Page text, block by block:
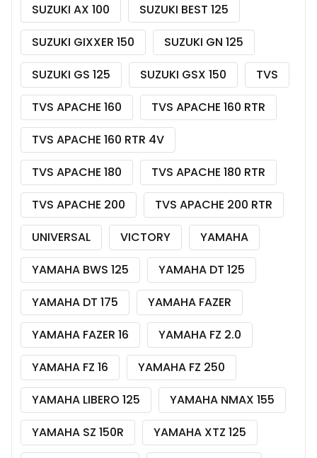
SUZUKI AX 100
SUZUKI BEST 125
SUZUKI GIXXER 150
SUZUKI GN 125
SUZUKI GS 125
SUZUKI GSX 150
TVS
TVS APACHE 160
TVS APACHE 160 RTR
TVS APACHE 160 RTR 4V
TVS APACHE 180
TVS APACHE 180 RTR
TVS APACHE 200
TVS APACHE 200 RTR
UNIVERSAL
VICTORY
YAMAHA
YAMAHA BWS 125
YAMAHA DT 125
YAMAHA DT 175
YAMAHA FAZER
YAMAHA FAZER 16
YAMAHA FZ 2.0
YAMAHA FZ 16
YAMAHA FZ 250
YAMAHA LIBERO 125
YAMAHA NMAX 155
YAMAHA SZ 150R
YAMAHA XTZ 125